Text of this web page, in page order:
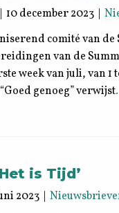
10 december 2023 |
comité van
van de
week van juli, van 1
genoeg” verwijst
is Tijd’
2023 |